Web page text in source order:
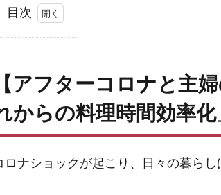
目次
ーコ
と主
婦の
し】
【アフターコロナと主
からの料理時間効率化
ロナショックが起こり、日々の暮らし